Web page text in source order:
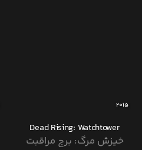
2015
Dead Rising: Watchtower
خیزش مرگ: برج مراقبت